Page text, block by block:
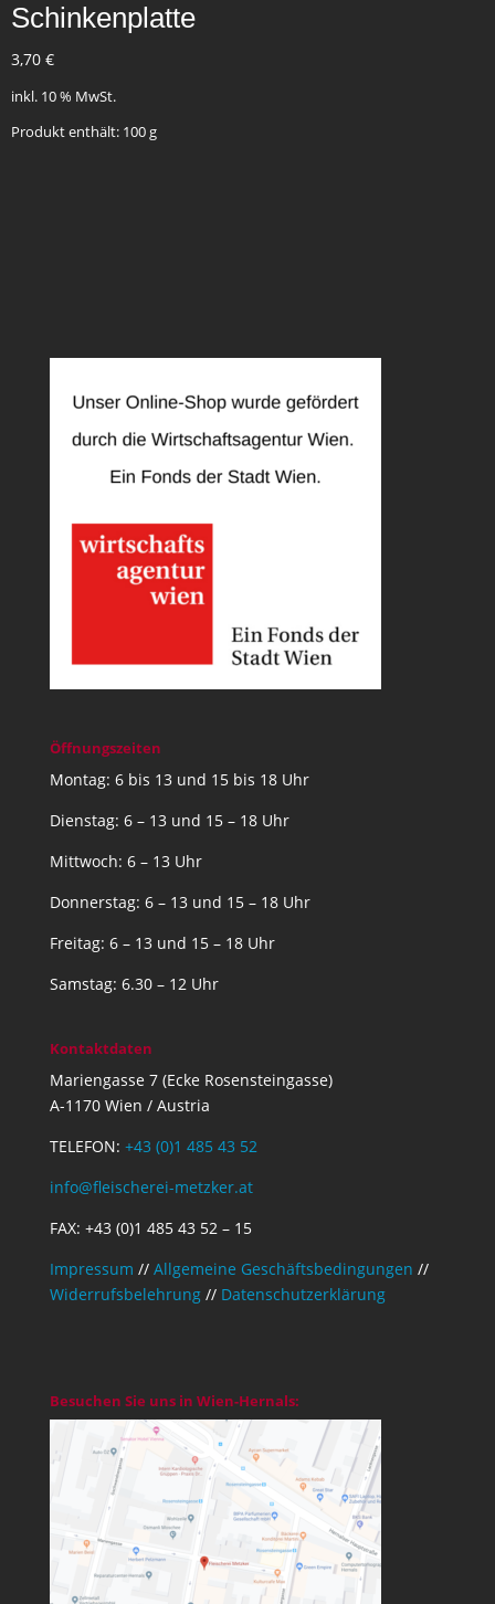
Schinkenplatte
3,70 €
inkl. 10 % MwSt.
Produkt enthält: 100g
Öffnungszeiten
Montag: 6 bis 13 und 15 bis 18 Uhr
Dienstag: 6 – 13 und 15 – 18 Uhr
Mittwoch: 6 – 13 Uhr
Donnerstag: 6 – 13 und 15 – 18 Uhr
Freitag: 6 – 13 und 15 – 18 Uhr
Samstag: 6.30 – 12 Uhr
Kontaktdaten
Mariengasse 7 (Ecke Rosensteingasse)
A-1170 Wien / Austria
TELEFON: +43 (0)1 485 43 52
info@fleischerei-metzker.at
FAX: +43 (0)1 485 43 52 – 15
Impressum // Allgemeine Geschäftsbedingungen //
Widerrufsbelehrung// Datenschutzerklärung
Besuchen Sie uns in Wien-Hernals: